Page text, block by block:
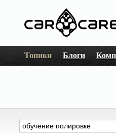
Топики Блоги